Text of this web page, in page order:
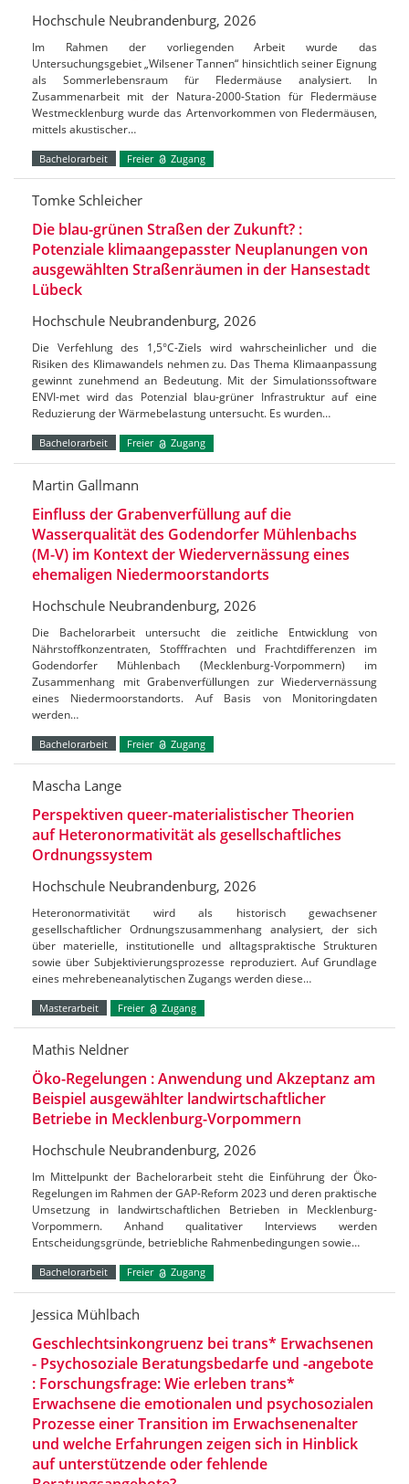
Hochschule Neubrandenburg, 2026
Im Rahmen der vorliegenden Arbeit wurde das
Untersuchungsgebiet „Wilsener Tannen“ hinsichtlich seiner Eignung
als Sommerlebensraum für Fledermäuse analysiert. In
Zusammenarbeit mit der Natura-2000-Station für Fledermäuse
Westmecklenburg wurde das Artenvorkommen von Fledermäusen,
mittels akustischer…
Bachelorarbeit Freier Zugang
Tomke Schleicher
Die blau-grünen Straßen der Zukunft? :
Potenziale klimaangepasster Neuplanungen von
ausgewählten Straßenräumen in der Hansestadt
Lübeck
Hochschule Neubrandenburg, 2026
Die Verfehlung des 1,5°C-Ziels wird wahrscheinlicher und die
Risiken des Klimawandels nehmen zu. Das Thema Klimaanpassung
gewinnt zunehmend an Bedeutung. Mit der Simulationssoftware
ENVI-met wird das Potenzial blau-grüner Infrastruktur auf eine
Reduzierung der Wärmebelastung untersucht. Es wurden…
Bachelorarbeit Freier Zugang
Martin Gallmann
Einfluss der Grabenverfüllung auf die
Wasserqualität des Godendorfer Mühlenbachs
(M-V) im Kontext der Wiedervernässung eines
ehemaligen Niedermoorstandorts
Hochschule Neubrandenburg, 2026
Die Bachelorarbeit untersucht die zeitliche Entwicklung von
Nährstoffkonzentraten, Stofffrachten und Frachtdifferenzen im
Godendorfer Mühlenbach (Mecklenburg-Vorpommern) im
Zusammenhang mit Grabenverfüllungen zur Wiedervernässung
eines Niedermoorstandorts. Auf Basis von Monitoringdaten
werden…
Bachelorarbeit Freier Zugang
Mascha Lange
Perspektiven queer-materialistischer Theorien
auf Heteronormativität als gesellschaftliches
Ordnungssystem
Hochschule Neubrandenburg, 2026
Heteronormativität wird als historisch gewachsener
gesellschaftlicher Ordnungszusammenhang analysiert, der sich
über materielle, institutionelle und alltagspraktische Strukturen
sowie über Subjektivierungsprozesse reproduziert. Auf Grundlage
eines mehrebeneanalytischen Zugangs werden diese…
Masterarbeit Freier Zugang
Mathis Neldner
Öko-Regelungen : Anwendung und Akzeptanz am
Beispiel ausgewählter landwirtschaftlicher
Betriebe in Mecklenburg-Vorpommern
Hochschule Neubrandenburg, 2026
Im Mittelpunkt der Bachelorarbeit steht die Einführung der Öko-
Regelungen im Rahmen der GAP-Reform 2023 und deren praktische
Umsetzung in landwirtschaftlichen Betrieben in Mecklenburg-
Vorpommern. Anhand qualitativer Interviews werden
Entscheidungsgründe, betriebliche Rahmenbedingungen sowie…
Bachelorarbeit Freier Zugang
Jessica Mühlbach
Geschlechtsinkongruenz bei trans* Erwachsenen
- Psychosoziale Beratungsbedarfe und -angebote
: Forschungsfrage: Wie erleben trans*
Erwachsene die emotionalen und psychosozialen
Prozesse einer Transition im Erwachsenenalter
und welche Erfahrungen zeigen sich in Hinblick
auf unterstützende oder fehlende